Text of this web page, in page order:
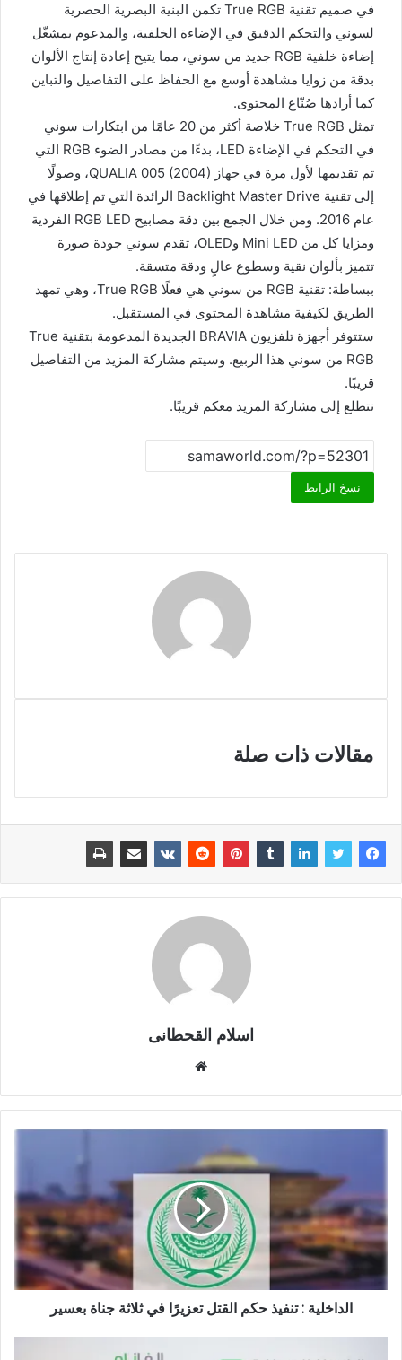
في صميم تقنية True RGB تكمن البنية البصرية الحصرية
لسوني والتحكم الدقيق في الإضاءة الخلفية، والمدعوم بمشغّل
إضاءة خلفية RGB جديد من سوني، مما يتيح إعادة إنتاج الألوان
بدقة من زوايا مشاهدة أوسع مع الحفاظ على التفاصيل والتباين
كما أرادها صُنّاع المحتوى.
تمثل True RGB خلاصة أكثر من 20 عامًا من ابتكارات سوني
في التحكم في الإضاءة LED، بدءًا من مصادر الضوء RGB التي
تم تقديمها لأول مرة في جهاز QUALIA 005 (2004)، وصولًا
إلى تقنية Backlight Master Drive الرائدة التي تم إطلاقها في
عام 2016. ومن خلال الجمع بين دقة مصابيح RGB LED الفردية
ومزايا كل من Mini LED وOLED، تقدم سوني جودة صورة
تتميز بألوان نقية وسطوع عالٍ ودقة متسقة.
ببساطة: تقنية RGB من سوني هي فعلًا True RGB، وهي تمهد
الطريق لكيفية مشاهدة المحتوى في المستقبل.
ستتوفر أجهزة تلفزيون BRAVIA الجديدة المدعومة بتقنية True
RGB من سوني هذا الربيع. وسيتم مشاركة المزيد من التفاصيل
قريبًا.
نتطلع إلى مشاركة المزيد معكم قريبًا.
نسخ الرابط
مقالات ذات صلة
اسلام القحطانى
ق
ع
ل
و
ي
ب
الداخلية : تنفيذ حكم القتل تعزيرًا في ثلاثة جناة بعسير